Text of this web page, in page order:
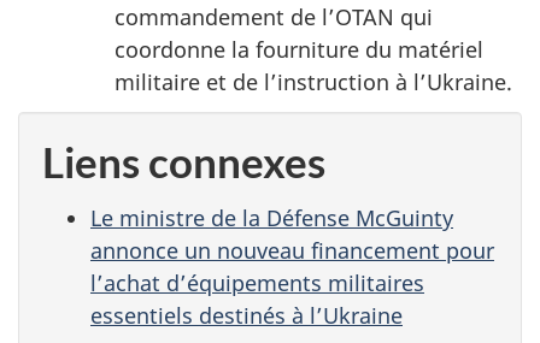
commandement de l’OTAN qui
coordonne la fourniture du matériel
militaire et de l’instruction à l’Ukraine.
Liens connexes
Le ministre de la Défense McGuinty
annonce un nouveau financement pour
l’achat d’équipements militaires
essentiels destinés à l’Ukraine